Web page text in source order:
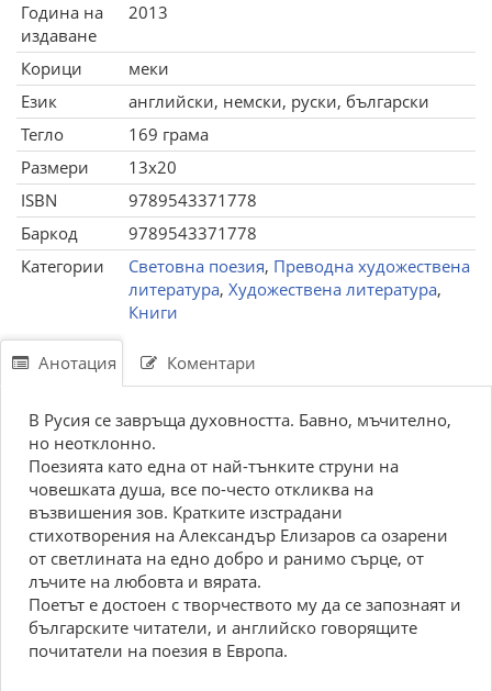
Година на
издаване
2013
Корици
меки
Език
английски, немски, руски, български
Тегло
169 грама
Размери
13x20
ISBN
9789543371778
Баркод
9789543371778
Категории
Световна поезия, Преводна художествена
литература, Художествена литература,
Книги
Анотация Коментари
В Русия се завръща духовността. Бавно, мъчително,
но неотклонно.
Поезията като една от най-тънките струни на
човешката душа, все по-често откликва на
възвишения зов. Кратките изстрадани
стихотворения на Александър Елизаров са озарени
от светлината на едно добро и ранимо сърце, от
лъчите на любовта и вярата.
Поетът е достоен с творчеството му да се запознаят и
българските читатели, и английско говорящите
почитатели на поезия в Европа.